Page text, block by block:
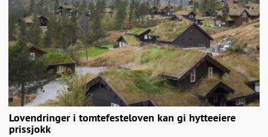
Lovendringer i tomtefesteloven kan gi hytteeiere
prissjokk